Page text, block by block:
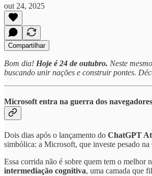
out 24, 2025
Compartilhar
Bom dia! Hoje é 24 de outubro. Neste
buscando unir nações e construir pontes.
Microsoft entra na guerra dos
Dois dias após o lançamento do ChatGPT
simbólica: a Microsoft, que investe pesado
Essa corrida não é sobre quem tem o melhor
intermediação cognitiva, uma camada que